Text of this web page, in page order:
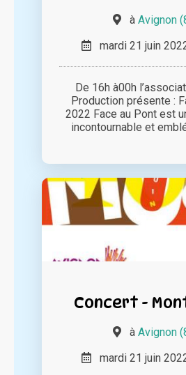
à Avignon
mardi 21 juin
De 16h à00h
Production présente :
2022 Face au Pont est
incontournable et
Concert -
à Avignon
mardi 21 juin